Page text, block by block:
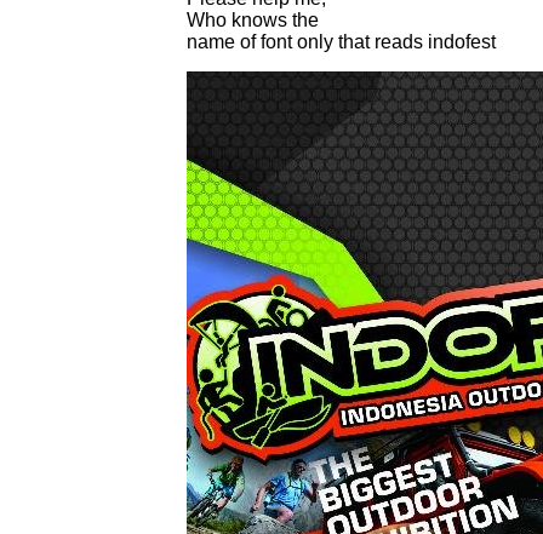
Who knows the
name of font only that reads indofest